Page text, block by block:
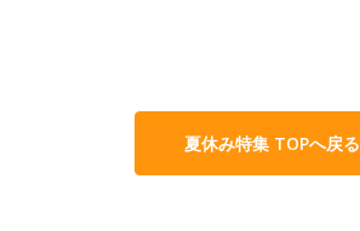
夏休み特集 TOPへ戻る